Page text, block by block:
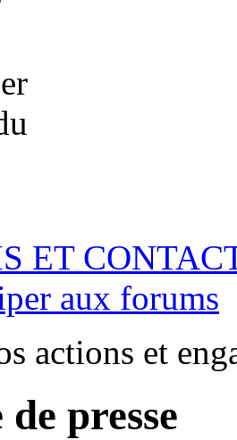
ET
aux forums
actions et
presse